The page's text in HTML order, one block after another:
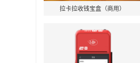
拉卡拉收钱宝盒（商用）